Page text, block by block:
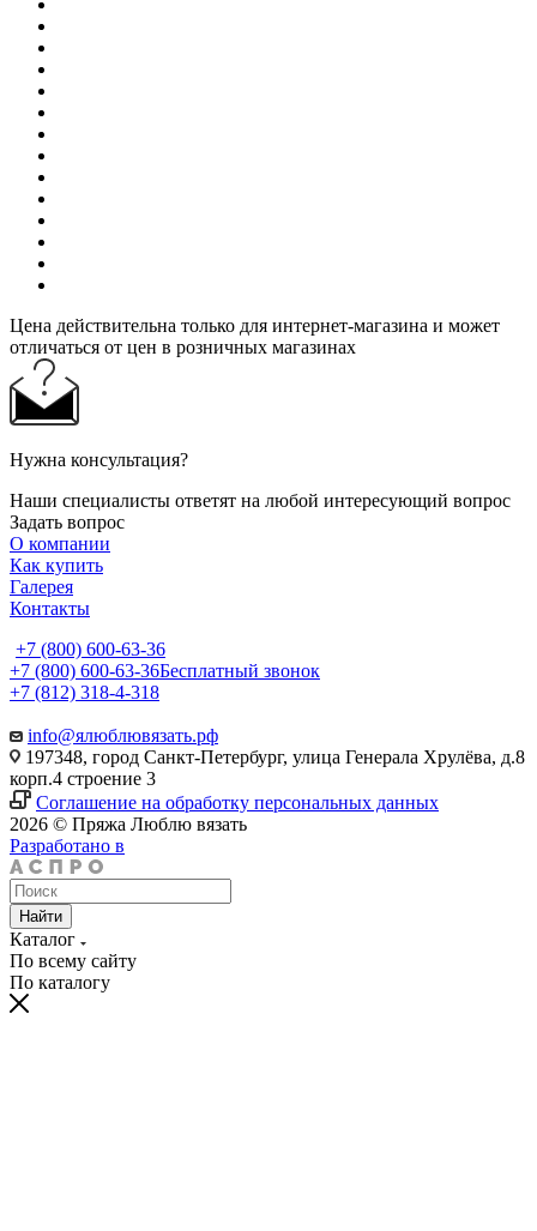
Цена действительна только для интернет-магазина и может
отличаться от цен в розничных магазинах
Нужна консультация?
Наши специалисты ответят на любой интересующий вопрос
Задать вопрос
О компании
Как купить
Галерея
Контакты
+7 (800) 600-63-36
+7 (800) 600-63-36Бесплатный звонок
+7 (812) 318-4-318
info@ялюблювязать.рф
197348, город Санкт-Петербург, улица Генерала Хрулёва, д.8
корп.4 строение 3
Соглашение на обработку персональных данных
2026 © Пряжа Люблю вязать
Разработано в
Найти
Каталог
По всему сайту
По каталогу